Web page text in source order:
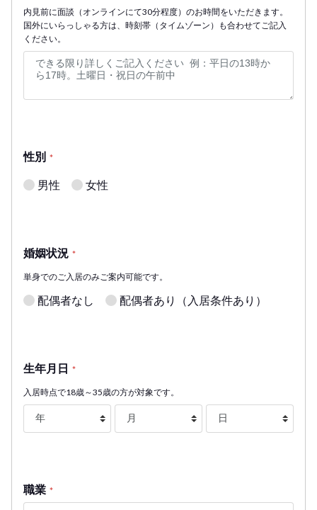
内見前に面談（オンラインにて30分程度）のお時間をいただきます。
国外にいらっしゃる方は、時刻帯（タイムゾーン）も合わせてご記入
ください。
性別 *
男性 女性
婚姻状況 *
単身でのご入居のみご案内可能です。
配偶者なし 配偶者あり（入居条件あり）
生年月日 *
入居時点で18歳～35歳の方が対象です。
職業 *